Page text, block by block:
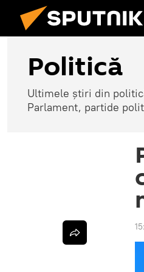
Politică
Ultimele știri din
Parlament, partide